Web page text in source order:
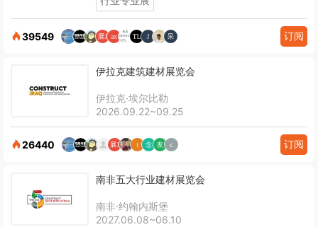
39549 订阅
伊拉克建筑建材展览会
伊拉克·埃尔比勒
2026.09.22~09.25
26440 订阅
南非五大行业建材展览会
南非·约翰内斯堡
2027.06.08~06.10